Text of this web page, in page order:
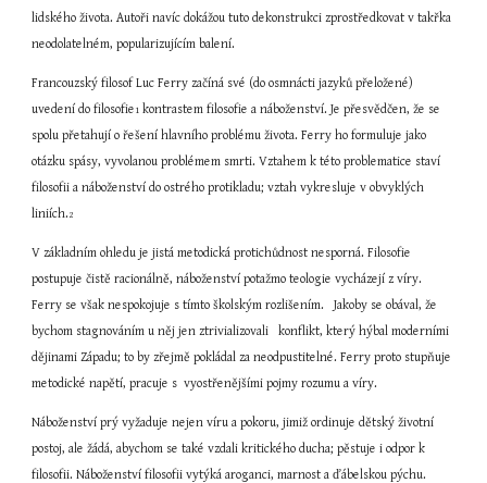
lidského života. Autoři navíc dokážou tuto dekonstrukci zprostředkovat v takřka
neodolatelném, popularizujícím balení.
Francouzský filosof Luc Ferry začíná své (do osmnácti jazyků přeložené)
uvedení do filosofie1 kontrastem filosofie a náboženství. Je přesvědčen, že se
spolu přetahují o řešení hlavního problému života. Ferry ho formuluje jako
otázku spásy, vyvolanou problémem smrti. Vztahem k této problematice staví
filosofii a náboženství do ostrého protikladu; vztah vykresluje v obvyklých
liniích.2
V základním ohledu je jistá metodická protichůdnost nesporná. Filosofie
postupuje čistě racionálně, náboženství potažmo teologie vycházejí z víry.
Ferry se však nespokojuje s tímto školským rozlišením.   Jakoby se obával, že
bychom stagnováním u něj jen ztrivializovali   konflikt, který hýbal moderními
dějinami Západu; to by zřejmě pokládal za neodpustitelné. Ferry proto stupňuje
metodické napětí, pracuje s  vyostřenějšími pojmy rozumu a víry.
Náboženství prý vyžaduje nejen víru a pokoru, jimiž ordinuje dětský životní
postoj, ale žádá, abychom se také vzdali kritického ducha; pěstuje i odpor k
filosofii. Náboženství filosofii vytýká aroganci, marnost a ďábelskou pýchu.